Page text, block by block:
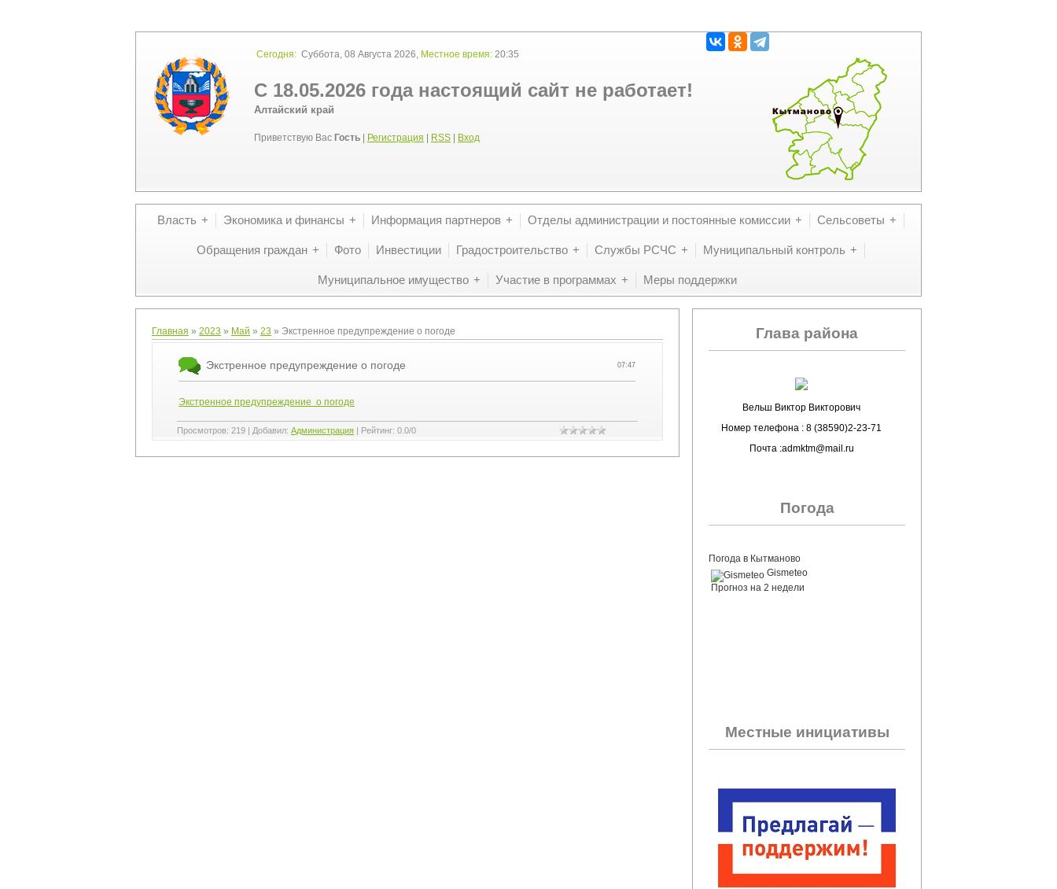
Сегодня: Суббота, 08 Августа 2026, Местное время: 20:35
С 18.05.2026 года настоящий сайт не работает!
Алтайский край
Приветствую Вас Гость Регистрация RSS Вход
Власть Экономика и финансы Информация партнеров Отделы администрации и постоянные комиссии Сельсоветы
Обращения граждан Фото Инвестиции Градостроительство Службы РСЧС Муниципальный контроль
Муниципальное имущество Участие в программах Меры поддержки
Главная » 2023 » Май » 23 » Экстренное предупреждение о погоде
07:47
Экстренное предупреждение о погоде
Экстренное предупреждение о погоде
Просмотров: 219 | Добавил: Администрация | Рейтинг: 0.0/0
Глава района
Вельш Виктор Викторович
Номер телефона : 8 (38590)2-23-71
Почта :admktm@mail.ru
Погода
Погода в Кытманово
Gismeteo
Прогноз на 2 недели
Местные инициативы